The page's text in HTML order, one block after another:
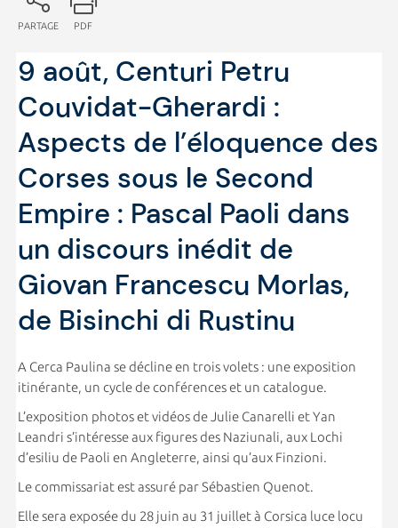
PARTAGE PDF
9 août, Centuri Petru
Couvidat-Gherardi :
Aspects de l’éloquence des
Corses sous le Second
Empire : Pascal Paoli dans
un discours inédit de
Giovan Francescu Morlas,
de Bisinchi di Rustinu
A Cerca Paulina se décline en trois volets : une exposition
itinérante, un cycle de conférences et un catalogue.
L’exposition photos et vidéos de Julie Canarelli et Yan
Leandri s’intéresse aux figures des Naziunali, aux Lochi
d’esiliu de Paoli en Angleterre, ainsi qu’aux Finzioni.
Le commissariat est assuré par Sébastien Quenot.
Elle sera exposée du 28 juin au 31 juillet à Corsica luce locu